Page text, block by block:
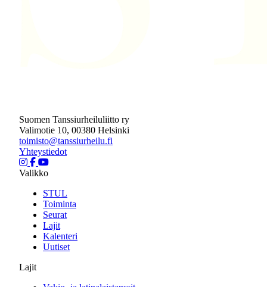
Suomen Tanssiurheiluliitto ry
Valimotie 10, 00380 Helsinki
toimisto@tanssiurheilu.fi
Yhteystiedot
Valikko
STUL
Toiminta
Seurat
Lajit
Kalenteri
Uutiset
Lajit